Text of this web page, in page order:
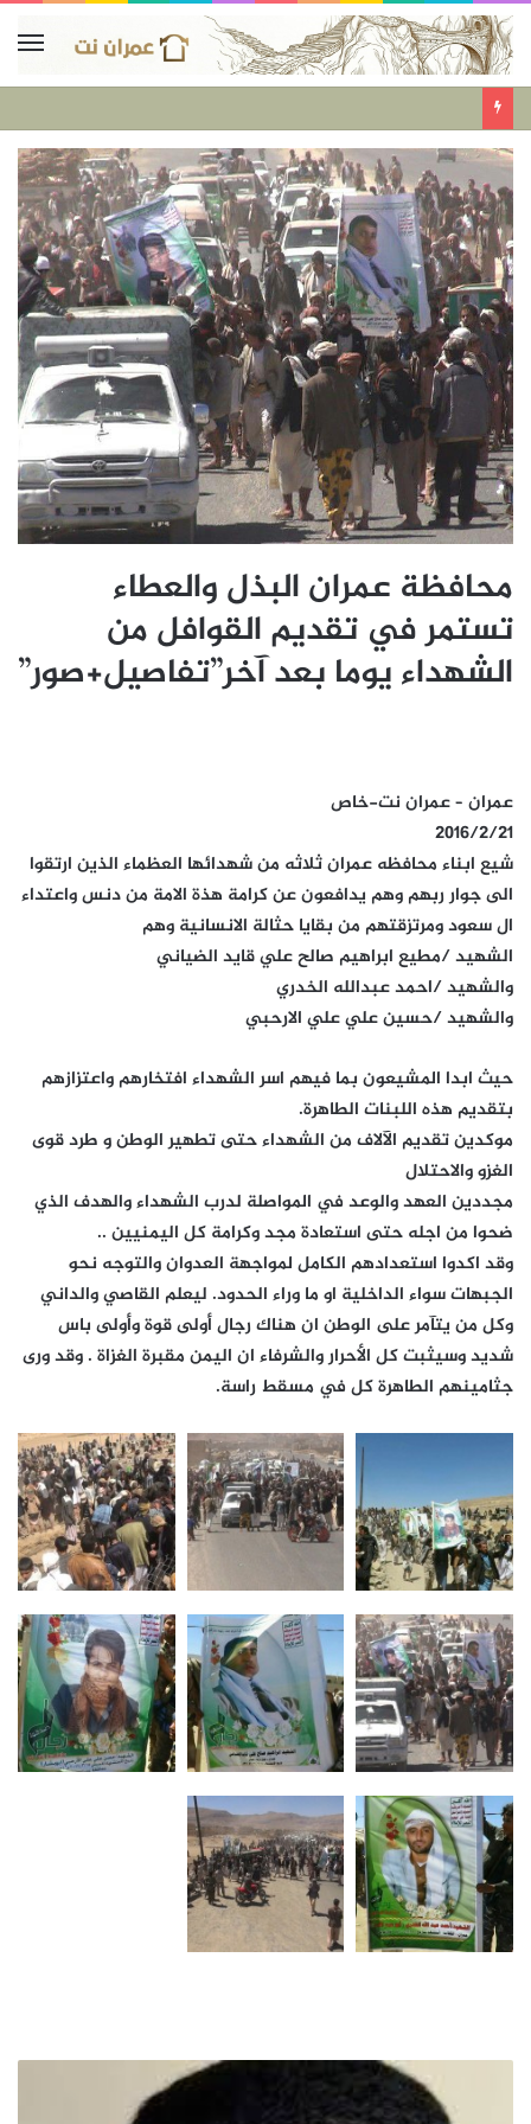
محافظة عمران البذل والعطاء
تستمر في تقديم القوافل من
الشهداء يوما بعد آخر”تفاصيل+صور”
عمران – عمران نت-خاص
2016/2/21
شيع ابناء محافظه عمران ثلاثه من شهدائها العظماء الذين ارتقوا
الى جوار ربهم وهم يدافعون عن كرامة هذة الامة من دنس واعتداء
ال سعود ومرتزقتهم من بقايا حثالة الانسانية وهم
الشهيد /مطيع ابراهيم صالح علي قايد الضياني
والشهيد /احمد عبدالله الخدري
والشهيد /حسين علي علي الارحبي
حيث ابدا المشيعون بما فيهم اسر الشهداء افتخارهم واعتزازهم
بتقديم هذه اللبنات الطاهرة.
موكدين تقديم الآلاف من الشهداء حتى تطهير الوطن و طرد قوى
الغزو والاحتلال
مجددين العهد والوعد في المواصلة لدرب الشهداء والهدف الذي
ضحوا من اجله حتى استعادة مجد وكرامة كل اليمنيين ..
وقد اكدوا استعدادهم الكامل لمواجهة العدوان والتوجه نحو
الجبهات سواء الداخلية او ما وراء الحدود. ليعلم القاصي والداني
وكل من يتآمر على الوطن ان هناك رجال أولى قوة وأولى باس
شديد وسيثبت كل الأحرار والشرفاء ان اليمن مقبرة الغزاة . وقد ورى
جثامينهم الطاهرة كل في مسقط راسة.